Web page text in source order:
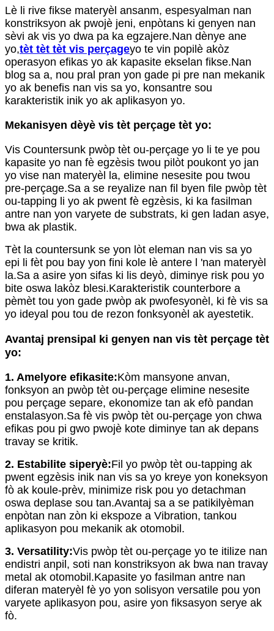
Lè li rive fikse materyèl ansanm, espesyalman nan
konstriksyon ak pwojè jeni, enpòtans ki genyen nan
sèvi ak vis yo dwa pa ka egzajere.Nan dènye ane
yo,tèt tèt tèt vis perçageyo te vin popilè akòz
operasyon efikas yo ak kapasite ekselan fikse.Nan
blog sa a, nou pral pran yon gade pi pre nan mekanik
yo ak benefis nan vis sa yo, konsantre sou
karakteristik inik yo ak aplikasyon yo.
Mekanisyen dèyè vis tèt perçage tèt yo:
Vis Countersunk pwòp tèt ou-perçage yo li te ye pou
kapasite yo nan fè egzèsis twou pilòt poukont yo jan
yo vise nan materyèl la, elimine nesesite pou twou
pre-perçage.Sa a se reyalize nan fil byen file pwòp tèt
ou-tapping li yo ak pwent fè egzèsis, ki ka fasilman
antre nan yon varyete de substrats, ki gen ladan asye,
bwa ak plastik.
Tèt la countersunk se yon lòt eleman nan vis sa yo
epi li fèt pou bay yon fini kole lè antere l 'nan materyèl
la.Sa a asire yon sifas ki lis deyò, diminye risk pou yo
bite oswa lakòz blesi.Karakteristik counterbore a
pèmèt tou yon gade pwòp ak pwofesyonèl, ki fè vis sa
yo ideyal pou tou de rezon fonksyonèl ak ayestetik.
Avantaj prensipal ki genyen nan vis tèt perçage tèt
yo:
1. Amelyore efikasite:Kòm mansyone anvan,
fonksyon an pwòp tèt ou-perçage elimine nesesite
pou perçage separe, ekonomize tan ak efò pandan
enstalasyon.Sa fè vis pwòp tèt ou-perçage yon chwa
efikas pou pi gwo pwojè kote diminye tan ak depans
travay se kritik.
2. Estabilite siperyè:Fil yo pwòp tèt ou-tapping ak
pwent egzèsis inik nan vis sa yo kreye yon koneksyon
fò ak koule-prèv, minimize risk pou yo detachman
oswa deplase sou tan.Avantaj sa a se patikilyèman
enpòtan nan zòn ki ekspoze a Vibration, tankou
aplikasyon pou mekanik ak otomobil.
3. Versatility:Vis pwòp tèt ou-perçage yo te itilize nan
endistri anpil, soti nan konstriksyon ak bwa nan travay
metal ak otomobil.Kapasite yo fasilman antre nan
diferan materyèl fè yo yon solisyon versatile pou yon
varyete aplikasyon pou, asire yon fiksasyon serye ak
fò.